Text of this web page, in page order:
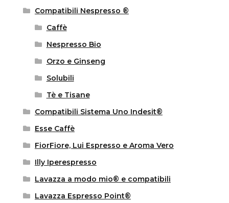
Compatibili Nespresso ®
Caffè
Nespresso Bio
Orzo e Ginseng
Solubili
Tè e Tisane
Compatibili Sistema Uno Indesit®
Esse Caffè
FiorFiore, Lui Espresso e Aroma Vero
Illy Iperespresso
Lavazza a modo mio® e compatibili
Lavazza Espresso Point®